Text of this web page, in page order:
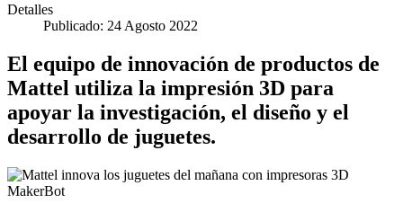
Detalles
Publicado: 24 Agosto 2022
El equipo de innovación de productos de
Mattel utiliza la impresión 3D para
apoyar la investigación, el diseño y el
desarrollo de juguetes.